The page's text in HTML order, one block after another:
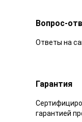
Вопрос-
Ответы на
Гарантия
гарантией